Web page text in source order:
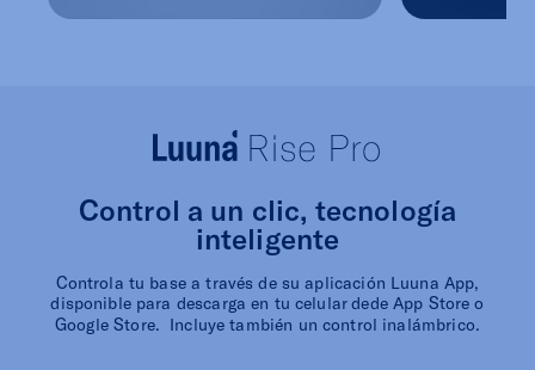
Control a un clic, tecnología
inteligente
Controla tu base a través de su aplicación Luuna App,
disponible para descarga en tu celular dede App Store o
Google Store. Incluye también un control inalámbrico.